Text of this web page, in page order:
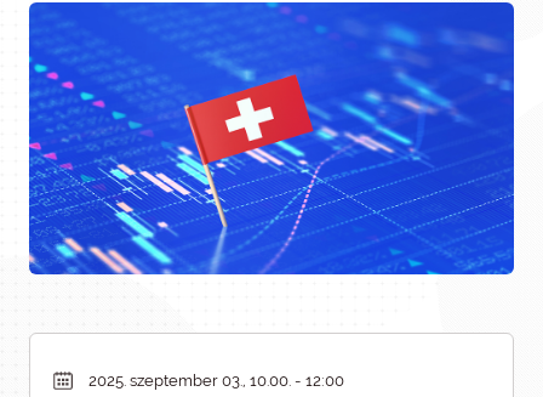
2025. szeptember 03., 10.00. - 12:00